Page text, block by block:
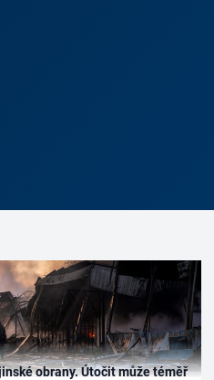
obrany. Útočit může téměř